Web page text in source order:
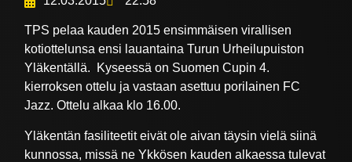
TPS pelaa kauden 2015 ensimmäisen virallisen
kotiottelunsa ensi lauantaina Turun Urheilupuiston
Yläkentällä. Kyseessä on Suomen Cupin 4.
kierroksen ottelu ja vastaan asettuu porilainen FC
Jazz. Ottelu alkaa klo 16.00.
Yläkentän fasiliteetit eivät ole aivan täysin vielä siinä
kunnossa, missä ne Ykkösen kauden alkaessa tulevat